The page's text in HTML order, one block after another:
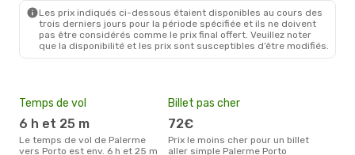
Easyjet Direct
PMO- OPO
Vueling 1 Escale
OPO- PMO
Lufthansa
PMO- OPO
1 Escale
OPO - PMO
Les prix indiqués ci-dessous étaient disponibles au cours des
trois derniers jours pour la période spécifiée et ils ne doivent
pas être considérés comme le prix final offert. Veuillez noter
que la disponibilité et les prix sont susceptibles d’être modifiés.
Temps de vol
6 h et 25 m
Le temps de vol de Palerme
vers Porto est env. 6 h et 25 m
Billet pas cher
72€
Prix le moins cher pour un billet
aller simple Palerme Porto